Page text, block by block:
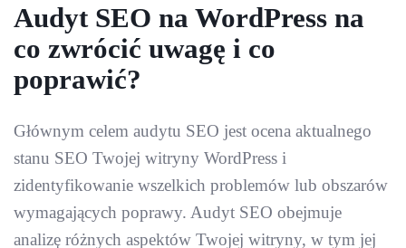
Audyt SEO na WordPress na
co zwrócić uwagę i co
poprawić?
Głównym celem audytu SEO jest ocena aktualnego
stanu SEO Twojej witryny WordPress i
zidentyfikowanie wszelkich problemów lub obszarów
wymagających poprawy. Audyt SEO obejmuje
analizę różnych aspektów Twojej witryny, w tym jej